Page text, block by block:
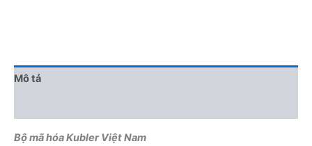
Mô tả
Bộ mã hóa Kubler Việt Nam